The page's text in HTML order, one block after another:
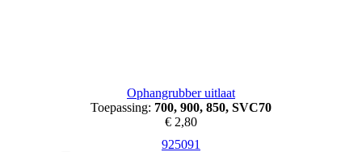
Ophangrubber uitlaat
Toepassing: 700, 900, 850, SVC70
€ 2,80
925091